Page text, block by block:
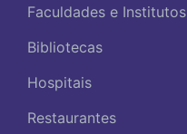
Faculdades e Institutos
Bibliotecas
Hospitais
Restaurantes